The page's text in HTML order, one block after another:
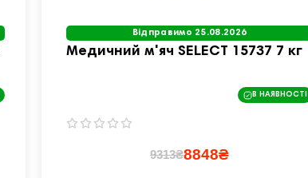
Відправимо 25.08.2026
Медичний м'яч SELECT 15737 7 кг
В НАЯВНОСТІ
9313₴8848₴